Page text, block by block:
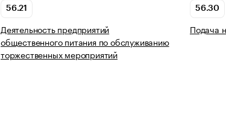
56.21
Деятельность предприятий
общественного питания по обслуживанию
торжественных мероприятий
56.30
Подача